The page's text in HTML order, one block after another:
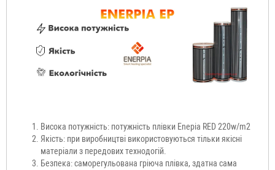
Висока потужність: потужність плівки Enepia RED 220w/m2
Якість: при виробництві використовуються тільки якісні
матеріали з передових технодогій.
Безпека: саморегульована гріюча плівка, здатна сама